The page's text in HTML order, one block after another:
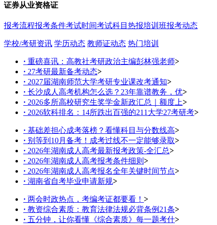
证券从业资格证
报考流程报考条件考试时间考试科目 热报培训班报考动态
学校/考研资讯 学历动态 教师证动态 热门培训
· 重磅喜讯：高教社考研政治主编彭林强老师>
· 27考研最新备考动态>
· 2027届湖南师范大学考研专业课改考通知>
· 长沙成人高考机构怎么选？23年靠谱教务，优>
· 2026多所高校研究生奖学金新政汇总｜额度上>
· 2026软科排名：14所跌出百强的211大学27考研考>
· 基础差担心成考落榜？看懂科目与分数线高>
· 别等到10月备考！成考过线不一定能够录取>
· 2026年湖南成人高考最新报考政策-全汇总>
· 2026年湖南成人高考报考条件细则 >
· 2026年湖南成人高考报名全年关键时间节点>
· 湖南省自考毕业申请新规>
· 两会时政热点，考编考证都要看！ >
· 教资综合素质：教育法律法规必背条例21条>
· 五分钟，让你看懂《综合素质》每一题考什>